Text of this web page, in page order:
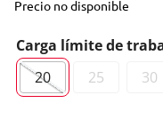
8.
eslinga sin fin
9.
trole
Precio no disponible
Carga límite de
20
25 30